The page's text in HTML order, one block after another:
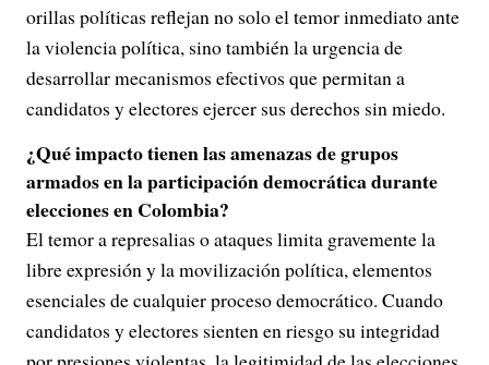
orillas políticas reflejan no solo el temor inmediato ante
la violencia política, sino también la urgencia de
desarrollar mecanismos efectivos que permitan a
candidatos y electores ejercer sus derechos sin miedo.
¿Qué impacto tienen las amenazas de grupos
armados en la participación democrática durante
elecciones en Colombia?
El temor a represalias o ataques limita gravemente la
libre expresión y la movilización política, elementos
esenciales de cualquier proceso democrático. Cuando
candidatos y electores sienten en riesgo su integridad